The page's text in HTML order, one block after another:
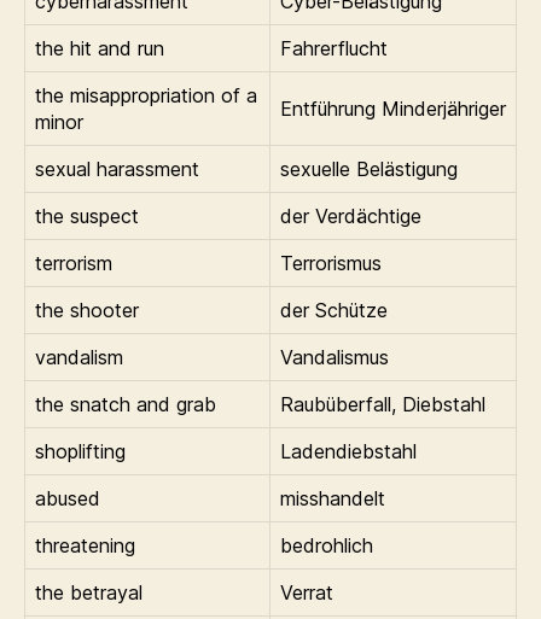
the hit and run
Fahrerflucht
the misappropriation of a
minor
Entführung Minderjähriger
sexual harassment
sexuelle Belästigung
the suspect
der Verdächtige
terrorism
Terrorismus
the shooter
der Schütze
vandalism
Vandalismus
the snatch and grab
Raubüberfall, Diebstahl
shoplifting
Ladendiebstahl
abused
misshandelt
threatening
bedrohlich
the betrayal
Verrat